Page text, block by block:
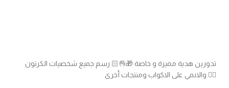
تدورين هدية مميزة و خاصة 🎁👌🏻 رسم جميع شخصيات الكرتون
والانمي على الاكواب ومنتجات أخرى 👍🏻